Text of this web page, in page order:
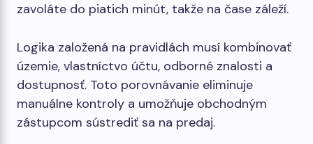
zavoláte do piatich minút, takže na čase záleží.
Logika založená na pravidlách musí kombinovať
územie, vlastníctvo účtu, odborné znalosti a
dostupnosť. Toto porovnávanie eliminuje
manuálne kontroly a umožňuje obchodným
zástupcom sústrediť sa na predaj.